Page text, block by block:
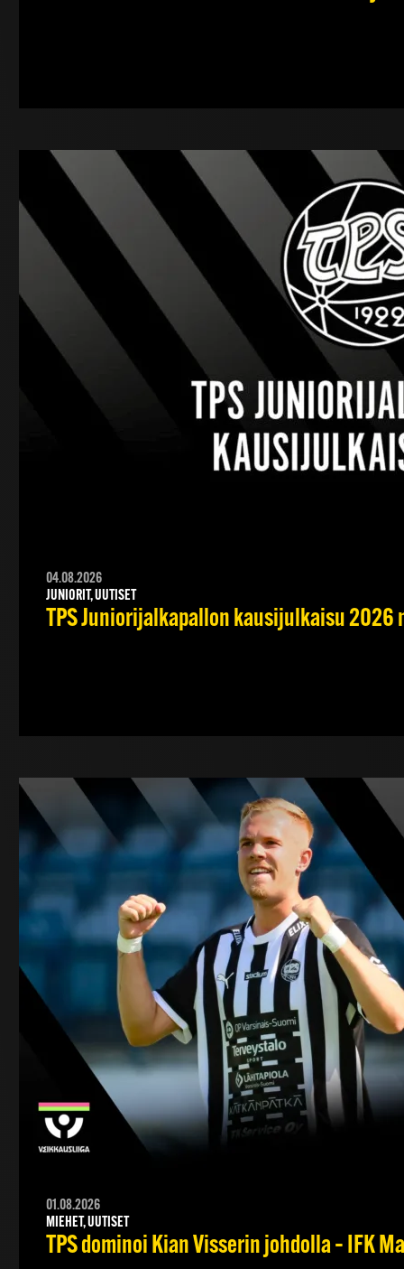
04.08.2026
JUNIORIT, UUTISET
TPS Juniorijalkapallon kausijulkaisu 2026
01.08.2026
MIEHET, UUTISET
TPS dominoi Kian Visserin johdolla – IFK